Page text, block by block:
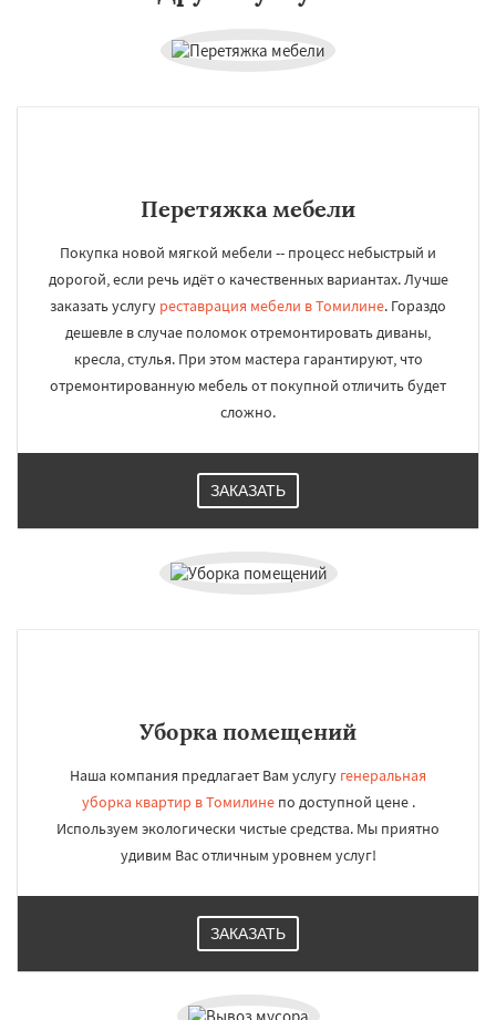
Перетяжка мебели
Покупка новой мягкой мебели -- процесс небыстрый и
дорогой, если речь идёт о качественных вариантах. Лучше
заказать услугу реставрация мебели в Томилине. Гораздо
дешевле в случае поломок отремонтировать диваны,
кресла, стулья. При этом мастера гарантируют, что
отремонтированную мебель от покупной отличить будет
сложно.
ЗАКАЗАТЬ
Уборка помещений
Наша компания предлагает Вам услугу генеральная
уборка квартир в Томилинепо доступной цене .
Используем экологически чистые средства. Мы приятно
удивим Вас отличным уровнем услуг!
ЗАКАЗАТЬ